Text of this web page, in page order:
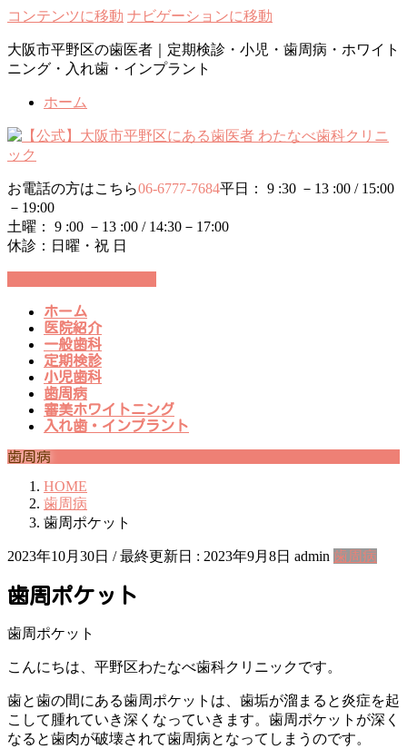
コンテンツに移動 ナビゲーションに移動
大阪市平野区の歯医者｜定期検診・小児・歯周病・ホワイト
ニング・入れ歯・インプラント
ホーム
お電話の方はこちら06-6777-7684平日： 9 :30 －13 :00 / 15:00
－19:00
土曜： 9 :00 －13 :00 / 14:30－17:00
休診：日曜・祝 日
ホーム
医院紹介
一般歯科
定期検診
小児歯科
歯周病
審美ホワイトニング
入れ歯・インプラント
歯周病
HOME
歯周病
歯周ポケット
2023年10月30日 / 最終更新日 : 2023年9月8日 admin 歯周病
歯周ポケット
歯周ポケット
こんにちは、平野区わたなべ歯科クリニックです。
歯と歯の間にある歯周ポケットは、歯垢が溜まると炎症を起
こして腫れていき深くなっていきます。歯周ポケットが深く
なると歯肉が破壊されて歯周病となってしまうのです。